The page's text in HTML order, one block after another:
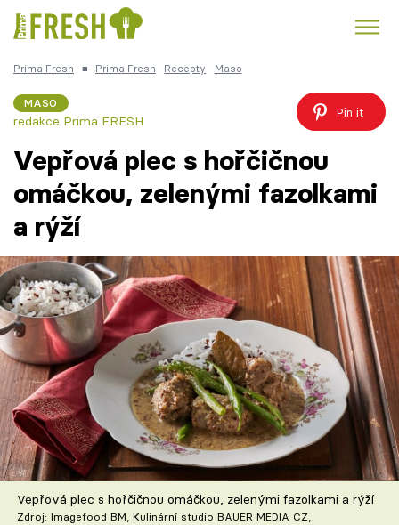
Česká kuchyně Čokoláda
Témata
Recepty
Články
TV Program
Škola vaření
Recepty z TV
Speciál: Cuketa
Prima Fresh ■ Prima Fresh Recepty Maso
MASO
redakce Prima FRESH
Pin it
Vepřová plec s hořčičnou
omáčkou, zelenými fazolkami
a rýží
Vepřová plec s hořčičnou omáčkou, zelenými fazolkami a rýží
Zdroj: Imagefood BM, Kulinární studio BAUER MEDIA CZ,